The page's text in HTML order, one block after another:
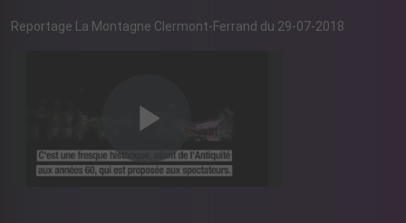
Reportage La Montagne Clermont-Ferrand du 29-07-2018